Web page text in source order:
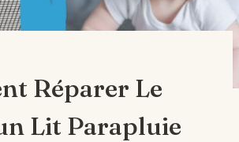
Réparer Le
Lit Parapluie